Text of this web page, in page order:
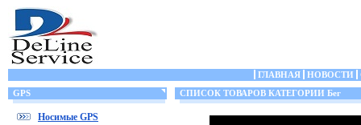
ГЛАВНАЯ НОВОСТИ
GPS
Носимые GPS
СПИСОК ТОВАРОВ КАТЕГОРИИ Бег